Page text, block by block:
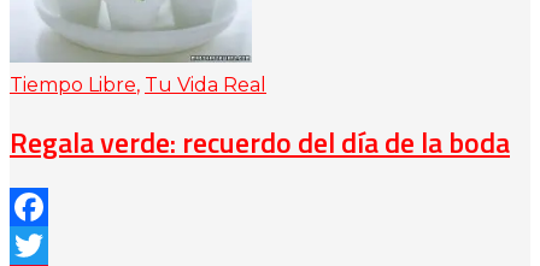
Tiempo Libre, Tu Vida Real
Regala verde: recuerdo del día de la boda
Facebook